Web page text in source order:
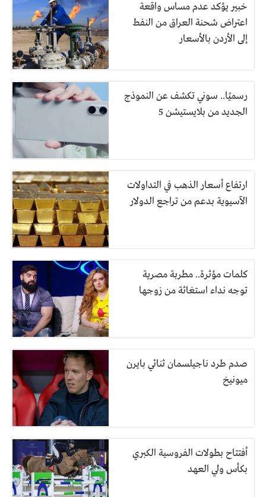
خبير يؤكد عدم مساس واقعة
اعتراض شحنة العراق من النفط
إلى الأردن بالأسعار
رسميًا.. سوني تكشف عن النموذج
الجديد من بلايستيشن 5
ارتفاع أسعار الذهب في التداولات
الآسيوية بدعم من تراجع الدولار
كلمات مؤثرة.. مطربة مصرية
توجه نداء استغاثة من زوجها
صدم طرد ناجيلسمان ثنائي بايرن
ميونيخ
أفتتاح بطولات الفروسية الكبري
بكأس ولي العهد